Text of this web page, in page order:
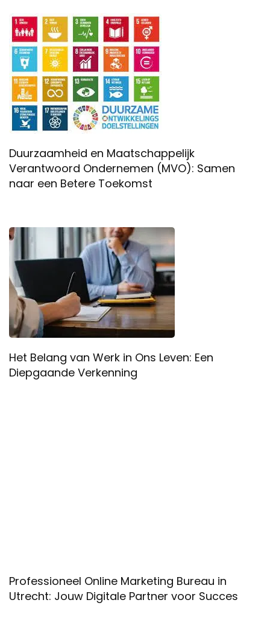
Duurzaamheid en Maatschappelijk
Verantwoord Ondernemen (MVO): Samen
naar een Betere Toekomst
Het Belang van Werk in Ons Leven: Een
Diepgaande Verkenning
Professioneel Online Marketing Bureau in
Utrecht: Jouw Digitale Partner voor Succes